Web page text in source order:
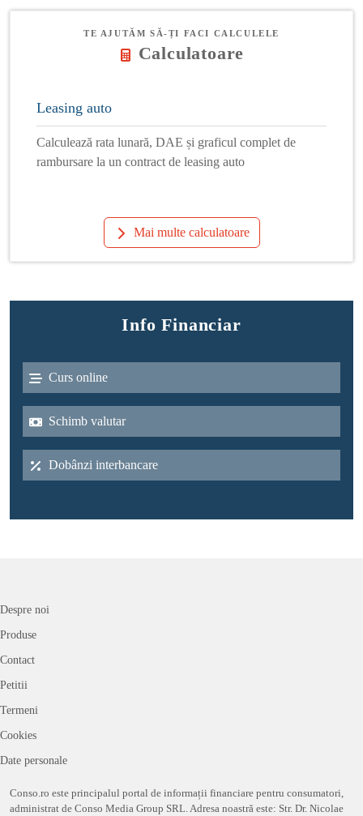
TE AJUTĂM SĂ-ȚI FACI CALCULELE
Calculatoare
Leasing auto
Calculează rata lunară, DAE și graficul complet de
rambursare la un contract de leasing auto
Mai multe calculatoare
Info Financiar
Curs online
Schimb valutar
Dobânzi interbancare
Despre noi
Produse
Contact
Petitii
Termeni
Cookies
Date personale
Conso.ro este principalul portal de informații financiare pentru consumatori,
administrat de Conso Media Group SRL. Adresa noastră este: Str. Dr. Nicolae